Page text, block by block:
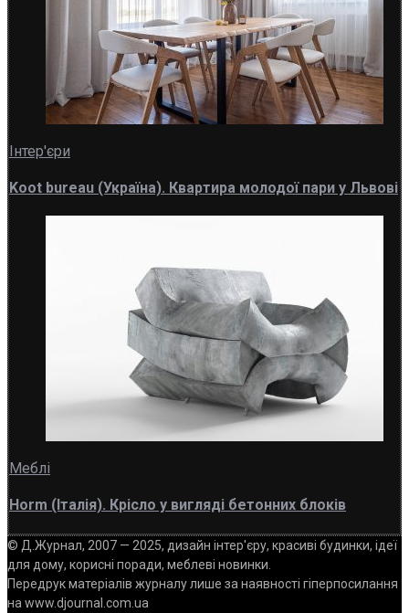
Інтер'єри
Koot bureau (Україна). Квартира молодої пари у Львові
Меблі
Horm (Італія). Крісло у вигляді бетонних блоків
© Д.Журнал, 2007 — 2025, дизайн інтер'єру, красиві будинки, ідеї
для дому, корисні поради, меблеві новинки.
Передрук матеріалів журналу лише за наявності гіперпосилання
на www.djournal.com.ua